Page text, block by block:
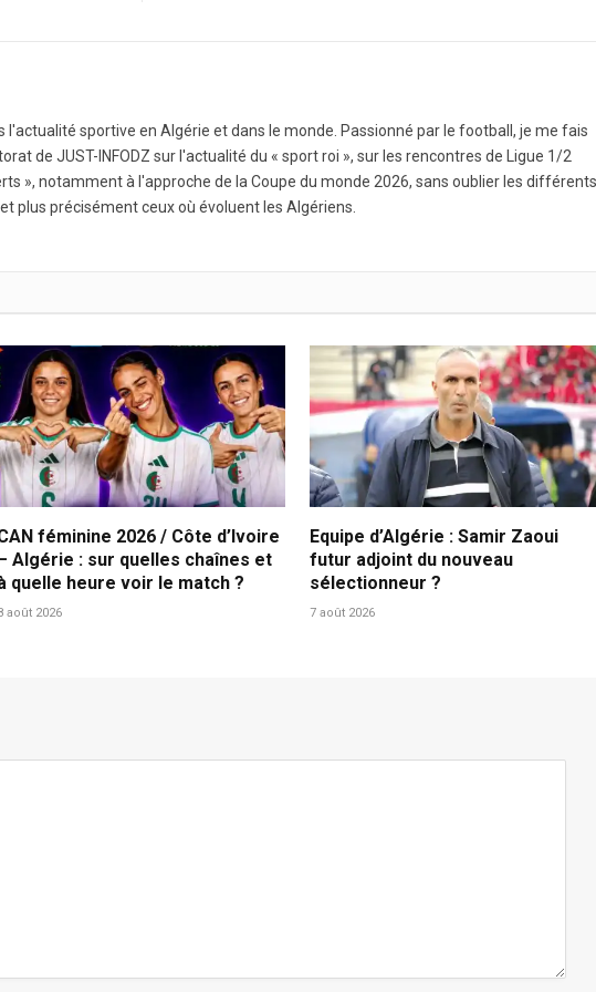
l'actualité sportive en Algérie et dans le monde. Passionné par le football, je me fais
de JUST-INFODZ sur l'actualité du « sport roi », sur les rencontres de Ligue 1/2
», notamment à l'approche de la Coupe du monde 2026, sans oublier les différents
plus précisément ceux où évoluent les Algériens.
féminine 2026 / Côte d’Ivoire
Algérie : sur quelles chaînes et
quelle heure voir le match ?
août 2026
Equipe d’Algérie : Samir Zaoui
futur adjoint du nouveau
sélectionneur ?
7 août 2026